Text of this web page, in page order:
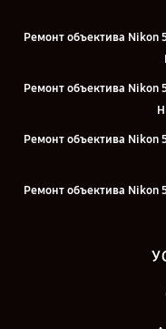
Ремонт объектива Nikon
Ремонт объектива Nikon
Ремонт объектива Nikon
Ремонт объектива Nikon
Ремонт объектива Nikon